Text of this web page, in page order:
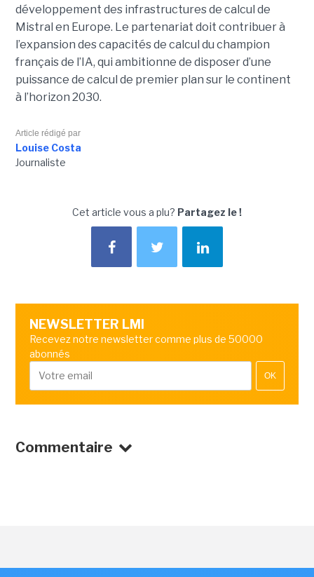
développement des infrastructures de calcul de
Mistral en Europe. Le partenariat doit contribuer à
l’expansion des capacités de calcul du champion
français de l’IA, qui ambitionne de disposer d’une
puissance de calcul de premier plan sur le continent
à l’horizon 2030.
Article rédigé par
Louise Costa
Journaliste
Cet article vous a plu? Partagez le !
NEWSLETTER LMI
Recevez notre newsletter comme plus de 50000
abonnés
OK
Commentaire